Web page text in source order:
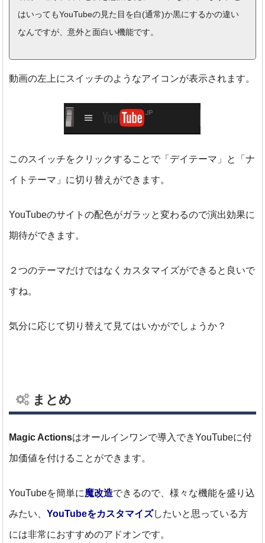
はいってもYouTubeの見た目を白(通常)か黒にするかの違い
なんですが、意外と面白い機能です。
動画の左上にスイッチのようなアイコンが表示されます。
このスイッチをクリックすることで「デイテーマ」と「ナ
イトテーマ」に切り替えができます。
YouTubeのサイトの配色がガラッと変わるので演出効果に
期待ができます。
２つのテーマだけではなくカスタマイズができると良いで
すね。
気分に応じて切り替えて見てはいかがでしょうか？
まとめ
Magic Actionsはオールインワンで導入できYouTubeに付
加価値を付けることができます。
YouTubeを簡単に魔改造できるので、様々な機能を盛り込
みたい、YouTubeをカスタマイズしたいと思っている方
には非常におすすめのアドオンです。